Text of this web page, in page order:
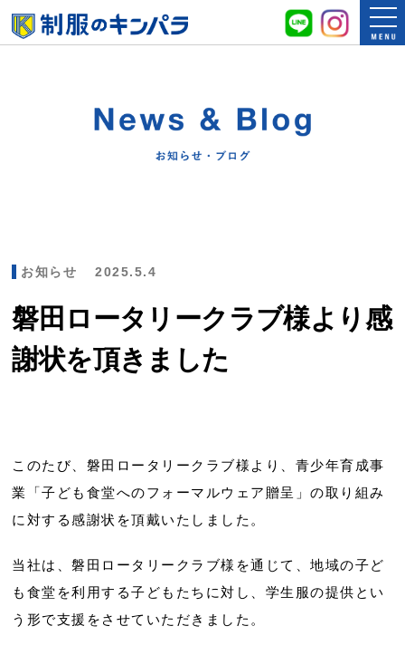
お知らせ 2025.5.4
磐田ロータリークラブ様より感
謝状を頂きました
このたび、磐田ロータリークラブ様より、青少年育成事
業「子ども食堂へのフォーマルウェア贈呈」の取り組み
に対する感謝状を頂戴いたしました。
当社は、磐田ロータリークラブ様を通じて、地域の子ど
も食堂を利用する子どもたちに対し、学生服の提供とい
う形で支援をさせていただきました。